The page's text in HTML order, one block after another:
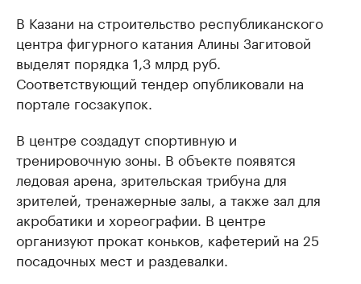
В Казани на строительство республиканского
центра фигурного катания Алины Загитовой
выделят порядка 1,3 млрд руб.
Соответствующий тендер опубликовали на
портале госзакупок.
В центре создадут спортивную и
тренировочную зоны. В объекте появятся
ледовая арена, зрительская трибуна для
зрителей, тренажерные залы, а также зал для
акробатики и хореографии. В центре
организуют прокат коньков, кафетерий на 25
посадочных мест и раздевалки.